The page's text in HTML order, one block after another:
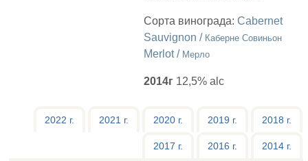
Сорта винограда: Cabernet
Sauvignon / Каберне Совиньон
Merlot / Мерло
2014г 12,5% alc
2022 г. 2021 г. 2020 г. 2019 г. 2018 г.
2017 г. 2016 г. 2014 г.